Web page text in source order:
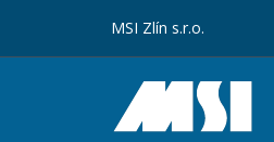
MSI Zlín s.r.o.